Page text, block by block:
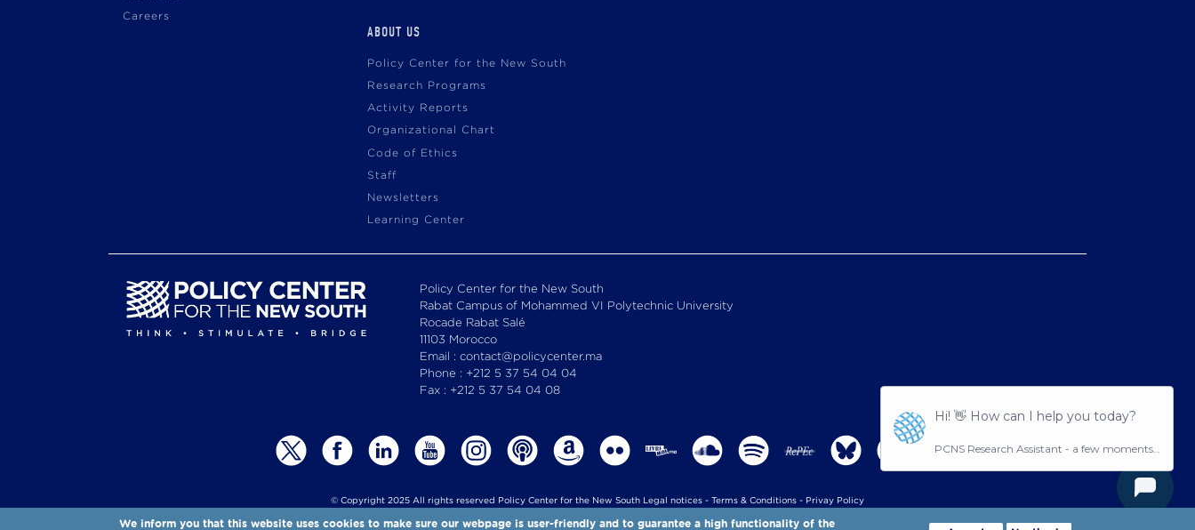
Careers
ABOUT US
Policy Center for the New South
Research Programs
Activity Reports
Organizational Chart
Code of Ethics
Staff
Newsletters
Learning Center
Policy Center for the New South
Rabat Campus of Mohammed VI Polytechnic University
Rocade Rabat Salé
11103 Morocco
Email : contact@policycenter.ma
Phone : +212 5 37 54 04 04
Fax : +212 5 37 54 04 08
© Copyright 2025 All rights reserved Policy Center for the New South Legal notices - Terms & Conditions - Privay Policy
Policy Center for the New South is a Moroccan think tank
We inform you that this website uses cookies to make sure our webpage is user-friendly and to guarantee a high functionality of the